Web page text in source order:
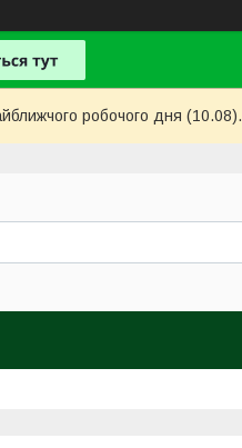
робочого дня (10.08).